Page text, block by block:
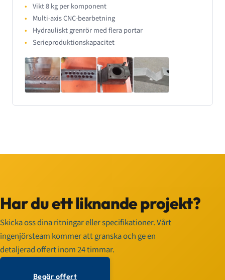
Vikt 8 kg per komponent
Multi-axis CNC-bearbetning
Hydrauliskt grenrör med flera portar
Serieproduktionskapacitet
Har du ett liknande projekt?
Skicka oss dina ritningar eller specifikationer. Vårt
ingenjörsteam kommer att granska och ge en
detaljerad offert inom 24 timmar.
Begär offert